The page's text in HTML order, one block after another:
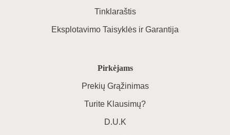
Tinklaraštis
Eksplotavimo Taisyklės ir Garantija
Pirkėjams
Prekių Grąžinimas
Turite Klausimų?
D.U.K